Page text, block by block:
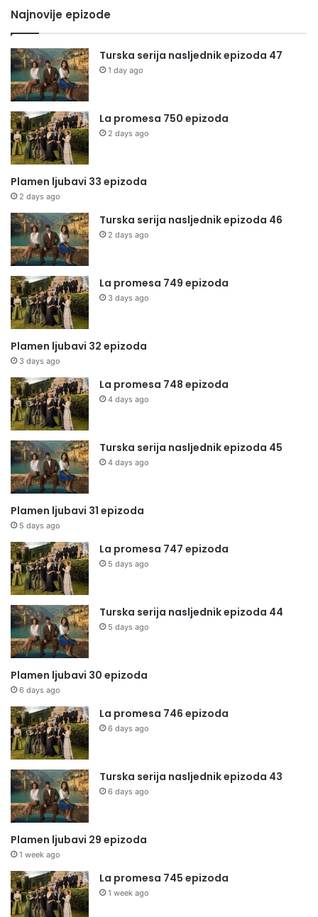
Najnovije epizode
Turska serija nasljednik epizoda 47
1 day ago
La promesa 750 epizoda
2 days ago
Plamen ljubavi 33 epizoda
2 days ago
Turska serija nasljednik epizoda 46
2 days ago
La promesa 749 epizoda
3 days ago
Plamen ljubavi 32 epizoda
3 days ago
La promesa 748 epizoda
4 days ago
Turska serija nasljednik epizoda 45
4 days ago
Plamen ljubavi 31 epizoda
5 days ago
La promesa 747 epizoda
5 days ago
Turska serija nasljednik epizoda 44
5 days ago
Plamen ljubavi 30 epizoda
6 days ago
La promesa 746 epizoda
6 days ago
Turska serija nasljednik epizoda 43
6 days ago
Plamen ljubavi 29 epizoda
1 week ago
La promesa 745 epizoda
1 week ago